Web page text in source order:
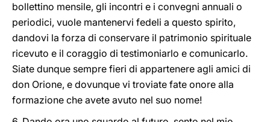
bollettino mensile, gli incontri e i convegni annuali o
periodici, vuole mantenervi fedeli a questo spirito,
dandovi la forza di conservare il patrimonio spirituale
ricevuto e il coraggio di testimoniarlo e comunicarlo.
Siate dunque sempre fieri di appartenere agli amici di
don Orione, e dovunque vi troviate fate onore alla
formazione che avete avuto nel suo nome!